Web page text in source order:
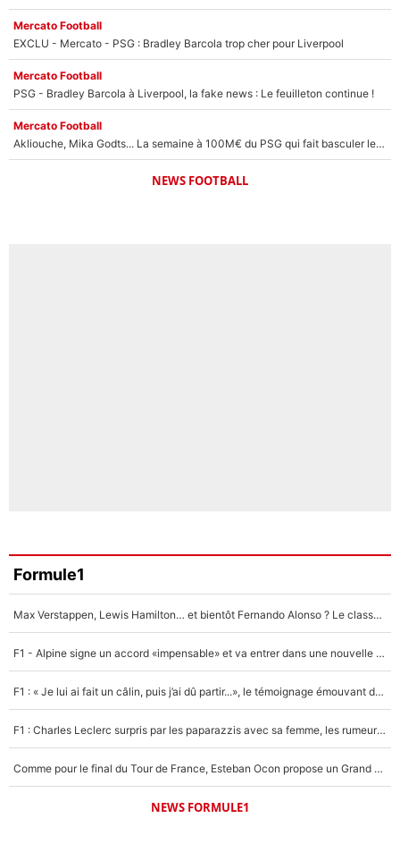
Mercato Football
EXCLU - Mercato - PSG : Bradley Barcola trop cher pour Liverpool
Mercato Football
PSG - Bradley Barcola à Liverpool, la fake news : Le feuilleton continue !
Mercato Football
Akliouche, Mika Godts... La semaine à 100M€ du PSG qui fait basculer le mercato du PSG !
NEWS FOOTBALL
Formule1
Max Verstappen, Lewis Hamilton… et bientôt Fernando Alonso ? Le classement des pilotes les mieux payés en Formule 1 risque de changer !
F1 - Alpine signe un accord «impensable» et va entrer dans une nouvelle dimension : Grande nouvelle pour Pierre Gasly !
F1 : « Je lui ai fait un câlin, puis j’ai dû partir...», le témoignage émouvant de Max Verstappen sur sa fille
F1 : Charles Leclerc surpris par les paparazzis avec sa femme, les rumeurs étaient vraies !
Comme pour le final du Tour de France, Esteban Ocon propose un Grand Prix de Formule 1 à Paris : «Autour de l’Arc de Triomphe, ce serait génial» !
NEWS FORMULE1